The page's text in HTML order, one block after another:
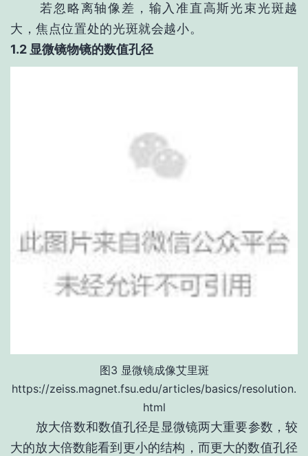
若忽略离轴像差，输入准直高斯光束光斑越
大，焦点位置处的光斑就会越小。
1.2 显微镜物镜的数值孔径
图3 显微镜成像艾里斑
https://zeiss.magnet.fsu.edu/articles/basics/resolution.
html
放大倍数和数值孔径是显微镜两大重要参数，较
大的放大倍数能看到更小的结构，而更大的数值孔径